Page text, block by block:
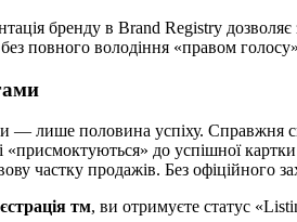
бренду в Brand Registry
повного володіння «правом
— лише половина успіху. Справжня
«присмоктуються» до успішної
частку продажів. Без офіційного
тм, ви отримуєте статус